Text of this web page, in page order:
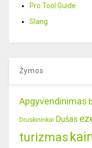
Pro Tool Guide
Slang
Žymos
Apgyvendinimas
Druskininkai Dušas
turizmas